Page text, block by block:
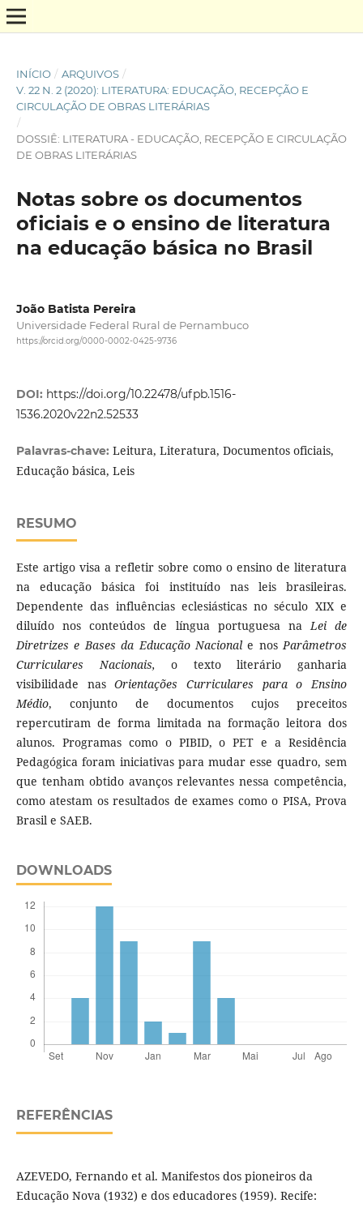
INÍCIO / ARQUIVOS /
V. 22 N. 2 (2020): LITERATURA: EDUCAÇÃO, RECEPÇÃO E
CIRCULAÇÃO DE OBRAS LITERÁRIAS
/
DOSSIÊ: LITERATURA - EDUCAÇÃO, RECEPÇÃO E CIRCULAÇÃO
DE OBRAS LITERÁRIAS
Notas sobre os documentos
oficiais e o ensino de literatura
na educação básica no Brasil
João Batista Pereira
Universidade Federal Rural de Pernambuco
https://orcid.org/0000-0002-0425-9736
DOI: https://doi.org/10.22478/ufpb.1516-
1536.2020v22n2.52533
Palavras-chave: Leitura, Literatura, Documentos oficiais,
Educação básica, Leis
RESUMO
Este artigo visa a refletir sobre como o ensino de literatura
na educação básica foi instituído nas leis brasileiras.
Dependente das influências eclesiásticas no século XIX e
diluído nos conteúdos de língua portuguesa naLei de
Diretrizes e Bases da Educação Nacionale nosParâmetros
Curriculares Nacionais, o texto literário ganharia
visibilidade nasOrientações Curriculares para o Ensino
Médio, conjunto de documentos cujos preceitos
repercutiram de forma limitada na formação leitora dos
alunos. Programas como o PIBID, o PET e a Residência
Pedagógica foram iniciativas para mudar esse quadro, sem
que tenham obtido avanços relevantes nessa competência,
como atestam os resultados de exames como o PISA, Prova
Brasil e SAEB.
DOWNLOADS
REFERÊNCIAS
AZEVEDO, Fernando et al. Manifestos dos pioneiros da
Educação Nova (1932) e dos educadores (1959). Recife: